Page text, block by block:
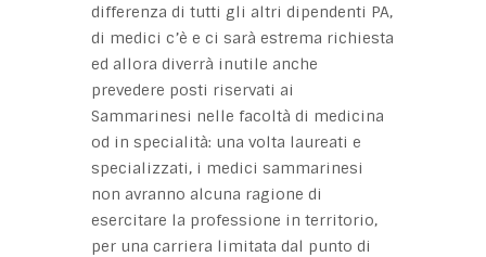
differenza di tutti gli altri dipendenti PA,
di medici c’è e ci sarà estrema richiesta
ed allora diverrà inutile anche
prevedere posti riservati ai
Sammarinesi nelle facoltà di medicina
od in specialità: una volta laureati e
specializzati, i medici sammarinesi
non avranno alcuna ragione di
esercitare la professione in territorio,
per una carriera limitata dal punto di